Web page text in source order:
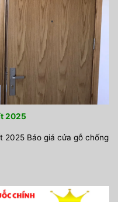
2025
2025 Báo giá cửa gỗ chống